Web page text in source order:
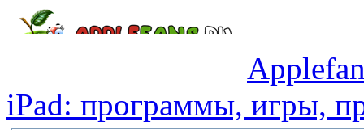
iPad: программы, игры,